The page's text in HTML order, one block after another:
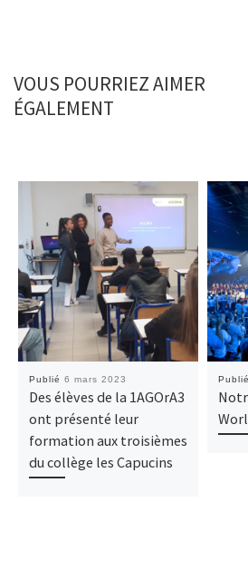
VOUS POURRIEZ AIMER
ÉGALEMENT
Publié 6 mars 2023
Des élèves de la 1AGOrA3
ont présenté leur
formation aux troisièmes
du collège les Capucins
Publié